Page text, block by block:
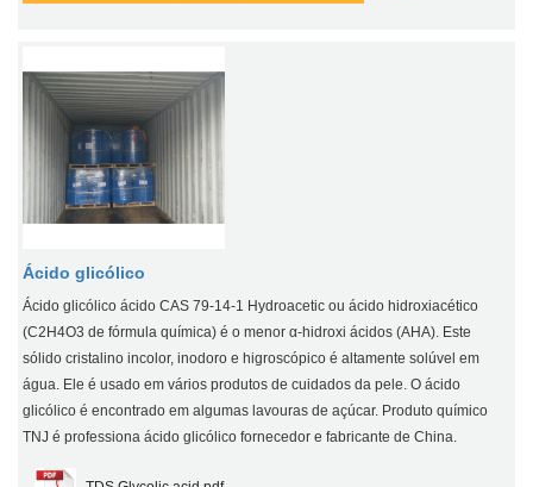
Ácido glicólico
Ácido glicólico ácido CAS 79-14-1 Hydroacetic ou ácido hidroxiacético
(C2H4O3 de fórmula química) é o menor α-hidroxi ácidos (AHA). Este
sólido cristalino incolor, inodoro e higroscópico é altamente solúvel em
água. Ele é usado em vários produtos de cuidados da pele. O ácido
glicólico é encontrado em algumas lavouras de açúcar. Produto químico
TNJ é professiona ácido glicólico fornecedor e fabricante de China.